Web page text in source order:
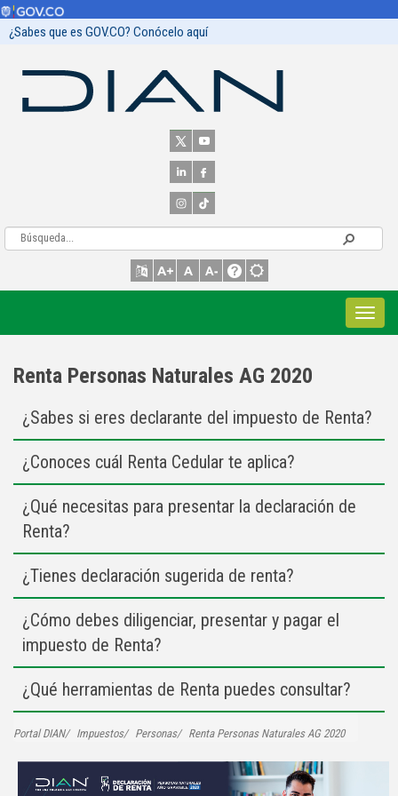
¿Sabes que es GOV.CO? Conócelo aquí
Renta Personas Naturales AG 2020
¿Sabes si eres declarante del impuesto de Renta?
¿Conoces cuál Renta Cedular te aplica?
¿Qué necesitas para presentar la declaración de
Renta?
¿Tienes declaración sugerida de renta?
¿Cómo debes diligenciar, presentar y pagar el
impuesto de Renta?
¿Qué herramientas de Renta puedes consultar?
Portal DIAN Impuestos Personas Renta Personas Naturales AG 2020